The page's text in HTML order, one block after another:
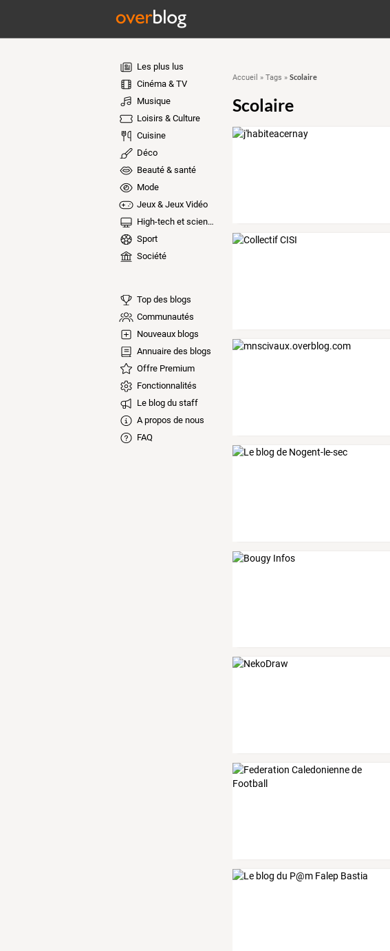
Les plus lus
Cinéma & TV
Musique
Loisirs & Culture
Cuisine
Déco
Beauté & santé
Mode
Jeux & Jeux Vidéo
High-tech et sciences
Sport
Société
Top des blogs
Communautés
Nouveaux blogs
Annuaire des blogs
Offre Premium
Fonctionnalités
Le blog du staff
A propos de nous
FAQ
Accueil » Tags » Scolaire
Scolaire